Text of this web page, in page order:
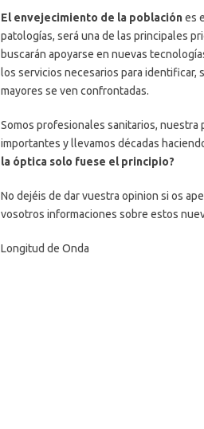
El envejecimiento de la poblaciónes
patologías, será una de las principales
buscarán apoyarse en nuevas
los servicios necesarios para identificar,
mayores se ven confrontadas.
Somos profesionales sanitarios, nuestra
importantes y llevamos décadas
la óptica solo fuese el principio?
No dejéis de dar vuestra opinion si os
vosotros informaciones sobre estos
Longitud de Onda